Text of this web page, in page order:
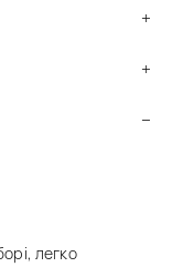
легко